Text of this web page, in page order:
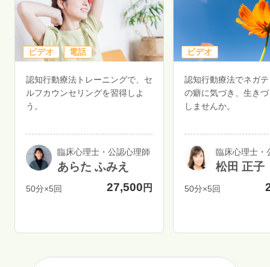
ビデオ 電話
認知行動療法トレーニングで、セ
ルフカウンセリングを習得しよ
う。
臨床心理士・公認心理師
あらた ふみえ
50分×5回 27,500 円
ビデオ
認知行動療法でネガ
の癖に気づき、生き
しませんか。
臨床心理士・
松田 正子
50分×5回